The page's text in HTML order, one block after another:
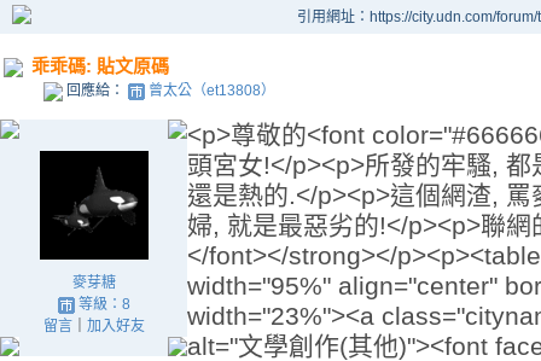
引用網址：https://city.udn.com/
乖乖碼: 貼文原碼
回應給： 曾太公（et13808）
麥芽糖
等級：8
留言｜ 加入好友
<p>尊敬的<font
頭宮女!</p><p>所發的牢騷,
還是熱的.</p><p>這個網渣,
婦, 就是最惡劣的!</p><p>聯
</font></strong></
width="95%" align="center"
width="23%"><a
alt="文學創作(其他)"><font